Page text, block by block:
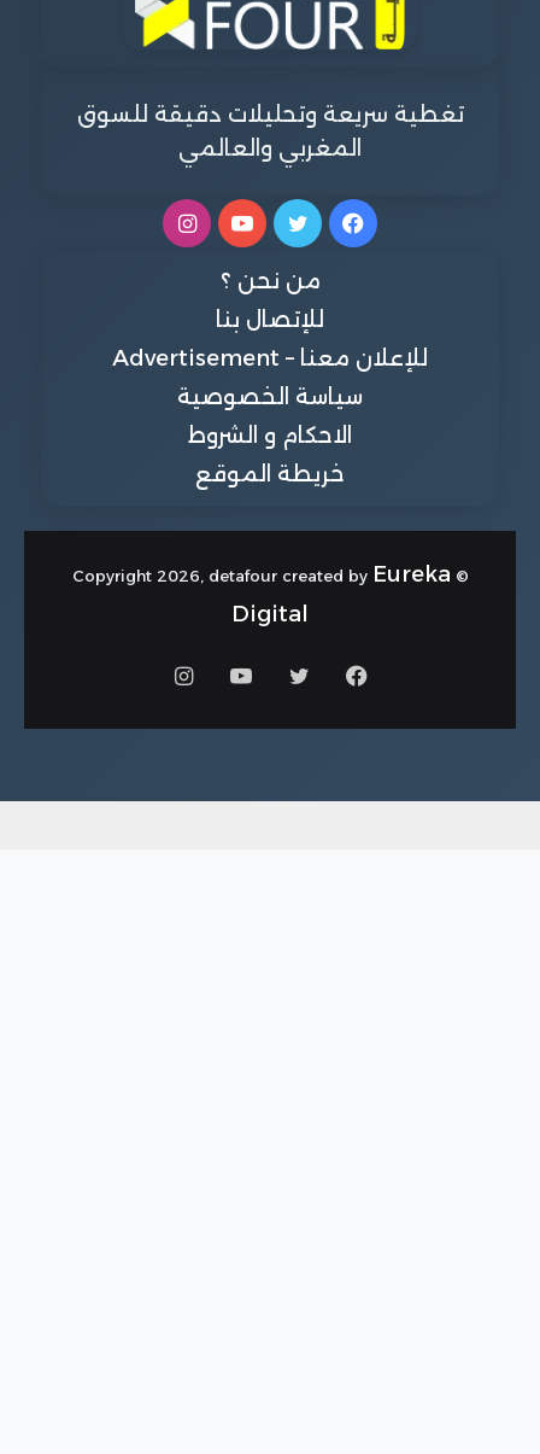
تغطية سريعة وتحليلات دقيقة للسوق
المغربي والعالمي
فيسبوكتويتر يوتيوبانستقرام
من نحن ؟
للإتصال بنا
للإعلان معنا – Advertisement
سياسة الخصوصية
الاحكام و الشروط
خريطة الموقع
© Copyright 2026, detafour created by
Eureka
Digital
فيسبوكتويتر يوتيوبانستقرام